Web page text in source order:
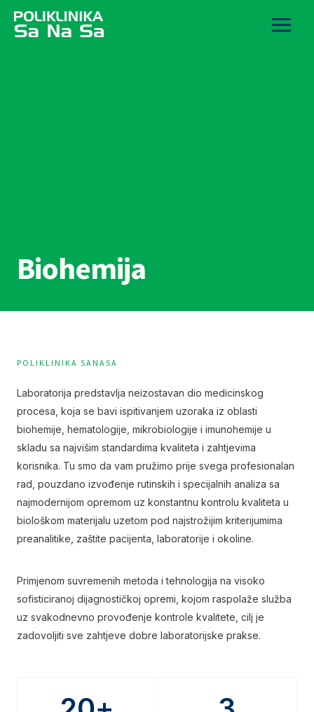
Biohemija
POLIKLINIKA SANASA
Laboratorija predstavlja neizostavan dio medicinskog
procesa, koja se bavi ispitivanjem uzoraka iz oblasti
biohemije, hematologije, mikrobiologije i imunohemije u
skladu sa najvišim standardima kvaliteta i zahtjevima
korisnika. Tu smo da vam pružimo prije svega profesionalan
rad, pouzdano izvođenje rutinskih i specijalnih analiza sa
najmodernijom opremom uz konstantnu kontrolu kvaliteta u
biološkom materijalu uzetom pod najstrožijim kriterijumima
preanalitike, zaštite pacijenta, laboratorije i okoline.
Primjenom suvremenih metoda i tehnologija na visoko
sofisticiranoj dijagnostičkoj opremi, kojom raspolaže služba
uz svakodnevno provođenje kontrole kvalitete, cilj je
zadovoljiti sve zahtjeve dobre laboratorijske prakse.